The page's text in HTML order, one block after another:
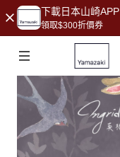
下載日本山崎APP
領取$300折價券